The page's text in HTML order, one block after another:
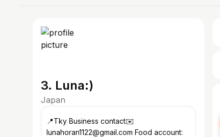
3. Luna:)
Japan
📍Tky Business contact✉️
lunahoran1122@gmail.com Food account: